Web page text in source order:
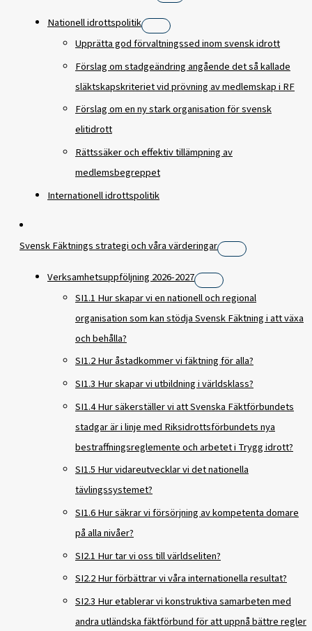
Nationell idrottspolitik
Upprätta god förvaltningssed inom svensk idrott
Förslag om stadgeändring angående det så kallade
släktskapskriteriet vid prövning av medlemskap i RF
Förslag om en ny stark organisation för svensk
elitidrott
Rättssäker och effektiv tillämpning av
medlemsbegreppet
Internationell idrottspolitik
Svensk Fäktnings strategi och våra värderingar
Verksamhetsuppföljning 2026-2027
SI1.1 Hur skapar vi en nationell och regional
organisation som kan stödja Svensk Fäktning i att växa
och behålla?
SI1.2 Hur åstadkommer vi fäktning för alla?
SI1.3 Hur skapar vi utbildning i världsklass?
SI1.4 Hur säkerställer vi att Svenska Fäktförbundets
stadgar är i linje med Riksidrottsförbundets nya
bestraffningsreglemente och arbetet i Trygg idrott?
SI1.5 Hur vidareutvecklar vi det nationella
tävlingssystemet?
SI1.6 Hur säkrar vi försörjning av kompetenta domare
på alla nivåer?
SI2.1 Hur tar vi oss till världseliten?
SI2.2 Hur förbättrar vi våra internationella resultat?
SI2.3 Hur etablerar vi konstruktiva samarbeten med
andra utländska fäktförbund för att uppnå bättre regler